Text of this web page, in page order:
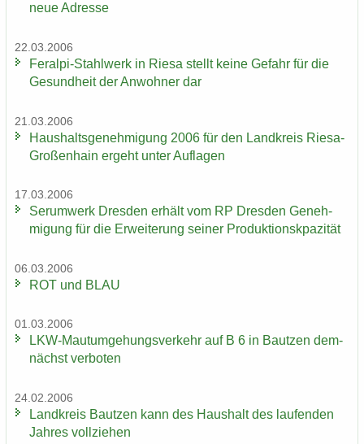
neue Adres­se
22.03.2006
Feralpi-​Stahlwerk in Riesa stellt keine Ge­fahr für die
Ge­sund­heit der An­woh­ner dar
21.03.2006
Haus­halts­ge­neh­mi­gung 2006 für den Land­kreis Riesa-​
Großenhain er­geht unter Auf­la­gen
17.03.2006
Ser­um­werk Dres­den er­hält vom RP Dres­den Ge­neh­
mi­gung für die Er­wei­te­rung sei­ner Pro­duk­ti­onskpa­zi­tät
06.03.2006
ROT und BLAU
01.03.2006
LKW-​Mautumgehungsverkehr auf B 6 in Baut­zen dem­
nächst ver­bo­ten
24.02.2006
Land­kreis Baut­zen kann des Haus­halt des lau­fen­den
Jah­res voll­zie­hen